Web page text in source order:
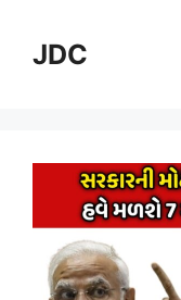
content
JDC